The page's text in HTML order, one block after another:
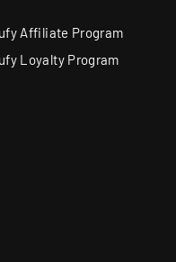
5.000 m² y
y garantía oficial en
Affiliate Program
Loyalty Program